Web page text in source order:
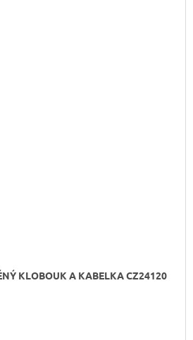
KLOBOUK A KABELKA CZ24120